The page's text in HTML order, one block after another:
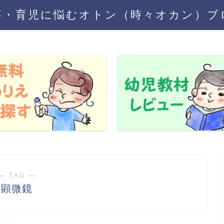
・育児に悩むオトン（時々オカン）ブ
TAG ―
顕微鏡